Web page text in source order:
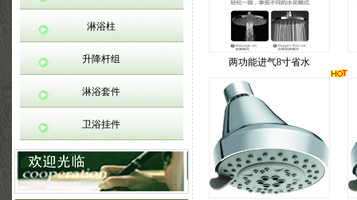
淋浴柱
升降杆组
淋浴套件
卫浴挂件
两功能进气8寸省水